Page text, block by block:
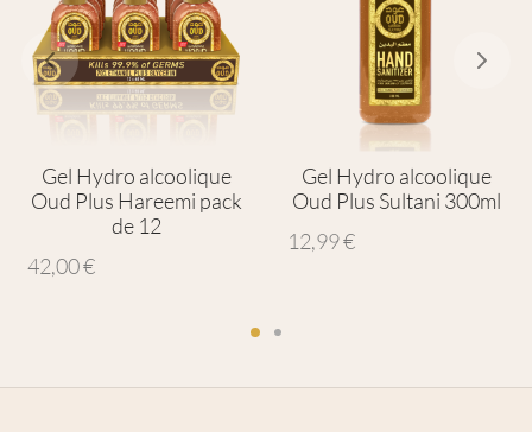
Gel Hydro alcoolique
Oud Plus Hareemi pack
de 12
42,00€
Gel Hydro alcoolique
Oud Plus Sultani 300ml
12,99€